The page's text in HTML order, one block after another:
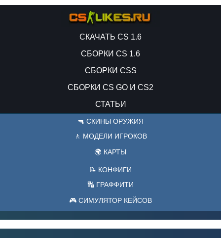
СКАЧАТЬ CS 1.6
СБОРКИ CS 1.6
СБОРКИ CSS
СБОРКИ CS GO И CS2
СТАТЬИ
🔫 СКИНЫ ОРУЖИЯ
🚶 МОДЕЛИ ИГРОКОВ
🌍 КАРТЫ
📝 КОНФИГИ
🔣 ГРАФФИТИ
🎮 СИМУЛЯТОР КЕЙСОВ